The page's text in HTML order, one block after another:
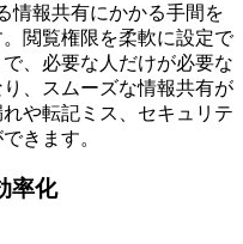
情報共有にかかる手間を
閲覧権限を柔軟に設定で
、必要な人だけが必要な
、スムーズな情報共有が
や転記ミス、セキュリテ
きます。
率化